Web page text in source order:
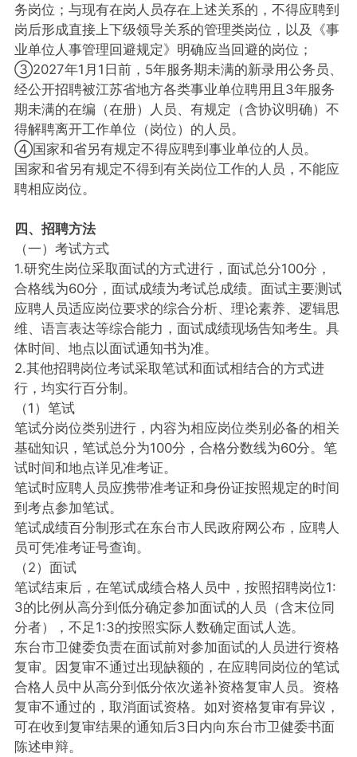
务岗位；与现有在岗人员存在上述关系的，不得应聘到
岗后形成直接上下级领导关系的管理类岗位，以及《事
业单位人事管理回避规定》明确应当回避的岗位；
③2027年1月1日前，5年服务期未满的新录用公务员、
经公开招聘被江苏省地方各类事业单位聘用且3年服务
期未满的在编（在册）人员、有规定（含协议明确）不
得解聘离开工作单位（岗位）的人员。
④国家和省另有规定不得应聘到事业单位的人员。
国家和省另有规定不得到有关岗位工作的人员，不能应
聘相应岗位。
四、招聘方法
（一）考试方式
1.研究生岗位采取面试的方式进行，面试总分100分，
合格线为60分，面试成绩为考试总成绩。面试主要测试
应聘人员适应岗位要求的综合分析、理论素养、逻辑思
维、语言表达等综合能力，面试成绩现场告知考生。具
体时间、地点以面试通知书为准。
2.其他招聘岗位考试采取笔试和面试相结合的方式进
行，均实行百分制。
（1）笔试
笔试分岗位类别进行，内容为相应岗位类别必备的相关
基础知识，笔试总分为100分，合格分数线为60分。笔
试时间和地点详见准考证。
笔试时应聘人员应携带准考证和身份证按照规定的时间
到考点参加笔试。
笔试成绩百分制形式在东台市人民政府网公布，应聘人
员可凭准考证号查询。
（2）面试
笔试结束后，在笔试成绩合格人员中，按照招聘岗位1:
3的比例从高分到低分确定参加面试的人员（含末位同
分者），不足1:3的按照实际人数确定面试人选。
东台市卫健委负责在面试前对参加面试的人员进行资格
复审。因复审不通过出现缺额的，在应聘同岗位的笔试
合格人员中从高分到低分依次递补资格复审人员。资格
复审不通过的，取消面试资格。如对资格复审有异议，
可在收到复审结果的通知后3日内向东台市卫健委书面
陈述申辩。